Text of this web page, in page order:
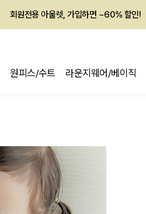
회원전용 아울렛, 가입하면 ~60% 할인!
원피스/수트 라운지웨어/베이직